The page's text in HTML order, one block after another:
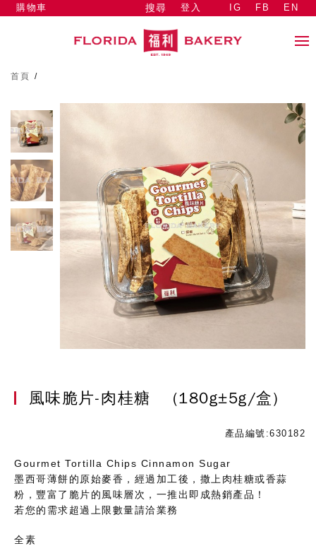
搜尋 登入
購物車 IG FB EN
首頁 /
風味脆片-肉桂糖 (180g±5g/盒)
產品編號:630182
Gourmet Tortilla Chips Cinnamon Sugar
墨西哥薄餅的原始麥香，經過加工後，撒上肉桂糖或香蒜
粉，豐富了脆片的風味層次，一推出即成熱銷產品！
若您的需求超過上限數量請洽業務
全素